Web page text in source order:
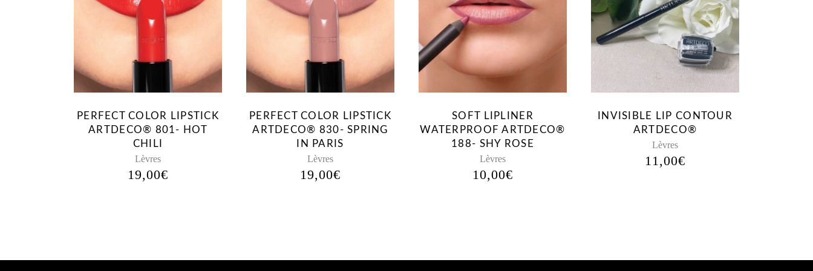
PERFECT COLOR LIPSTICK
ARTDECO® 801- HOT
CHILI
Lèvres
19,00€
PERFECT COLOR LIPSTICK
ARTDECO® 830- SPRING
IN PARIS
Lèvres
19,00€
SOFT LIPLINER
WATERPROOF ARTDECO®
188- SHY ROSE
Lèvres
10,00€
INVISIBLE LIP CONTOUR
ARTDECO®
Lèvres
11,00€